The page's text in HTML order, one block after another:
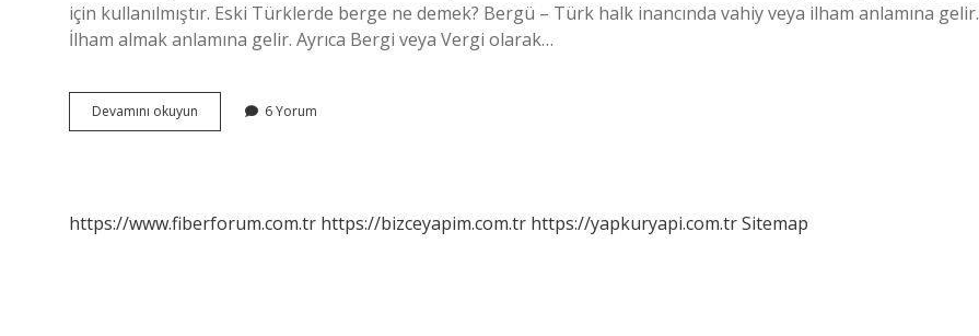
için kullanılmıştır. Eski Türklerde berge ne demek? Bergü – Türk halk inancında vahiy veya ilham anlamına gelir.
İlham almak anlamına gelir. Ayrıca Bergi veya Vergi olarak…
Devamını okuyun
Nedir
6 Yorum
https://www.fiberforum.com.tr https://bizceyapim.com.tr https://yapkuryapi.com.trSitemap